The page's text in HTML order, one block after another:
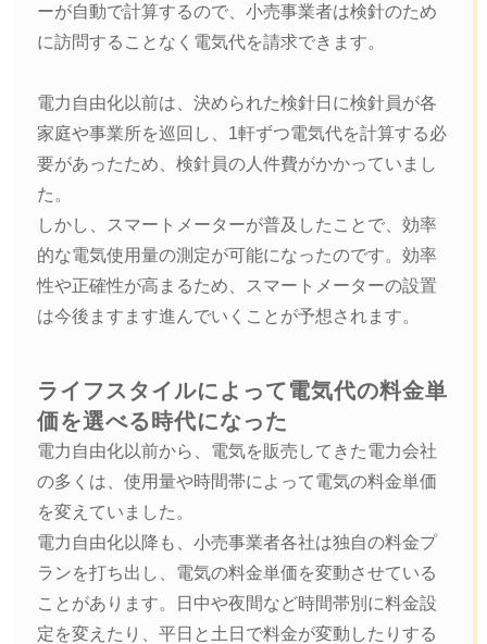
ーが自動で計算するので、小売事業者は検針のため
に訪問することなく電気代を請求できます。
電力自由化以前は、決められた検針日に検針員が各
家庭や事業所を巡回し、1軒ずつ電気代を計算する必
要があったため、検針員の人件費がかかっていまし
た。
しかし、スマートメーターが普及したことで、効率
的な電気使用量の測定が可能になったのです。効率
性や正確性が高まるため、スマートメーターの設置
は今後ますます進んでいくことが予想されます。
ライフスタイルによって電気代の料金単
価を選べる時代になった
電力自由化以前から、電気を販売してきた電力会社
の多くは、使用量や時間帯によって電気の料金単価
を変えていました。
電力自由化以降も、小売事業者各社は独自の料金プ
ランを打ち出し、電気の料金単価を変動させている
ことがあります。日中や夜間など時間帯別に料金設
定を変えたり、平日と土日で料金が変動したりする